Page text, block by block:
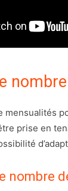
mensualités
prise en
nombre